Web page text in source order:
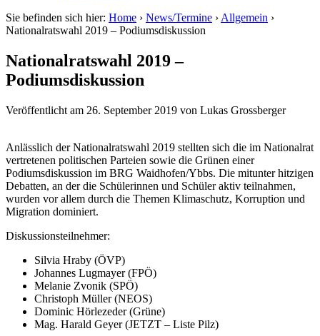
Sie befinden sich hier: Home › News/Termine › Allgemein ›
Nationalratswahl 2019 – Podiumsdiskussion
Nationalratswahl 2019 –
Podiumsdiskussion
Veröffentlicht am 26. September 2019 von Lukas Grossberger
Anlässlich der Nationalratswahl 2019 stellten sich die im Nationalrat
vertretenen politischen Parteien sowie die Grünen einer
Podiumsdiskussion im BRG Waidhofen/Ybbs. Die mitunter hitzigen
Debatten, an der die Schülerinnen und Schüler aktiv teilnahmen,
wurden vor allem durch die Themen Klimaschutz, Korruption und
Migration dominiert.
Diskussionsteilnehmer:
Silvia Hraby (ÖVP)
Johannes Lugmayer (FPÖ)
Melanie Zvonik (SPÖ)
Christoph Müller (NEOS)
Dominic Hörlezeder (Grüne)
Mag. Harald Geyer (JETZT – Liste Pilz)